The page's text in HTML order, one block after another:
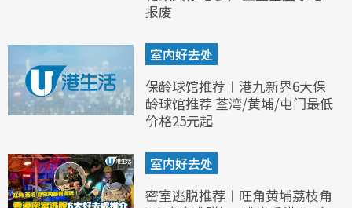
报废
室内好去处
保龄球馆推荐︱港九新界6大保
龄球馆推荐 荃湾/黄埔/屯门最低
价格25元起
室内好去处
密室逃脱推荐︱旺角黄埔荔枝角